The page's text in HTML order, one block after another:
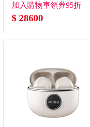
加入購物車領券95折
↘(數量有限
$ 28600